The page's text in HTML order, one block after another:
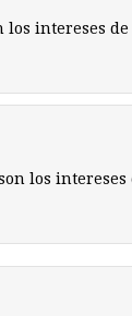
los intereses de
los